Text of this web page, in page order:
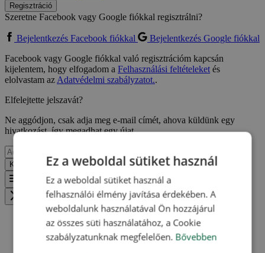
Regisztráció
Szeretne Facebook vagy Google fiókkal regisztrálni?
Bejelentkezés Facebook fiókkal
Bejelentkezés Google fiókkal
Facebook vagy Google fiókkal való regisztrációm kapcsán
kijelentem, hogy elfogadom a Felhasználási feltételeketés
elolvastam azAdatvédelmi szabályzatot..
Elfelejtette jelszavát?
Ne aggódjon, csak adja meg e-mail címét, ahova küldünk egy
hivatkozást, így megadhat egy újat.
Küldés
Vissza
Zavřít menu
Ez a weboldal sütiket használ
Ez a weboldal sütiket használ a
felhasználói élmény javítása érdekében. A
weboldalunk használatával Ön hozzájárul
az összes süti használatához, a Cookie
szabályzatunknak megfelelően. Bővebben